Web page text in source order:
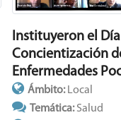
Instituyeron el
Concientización
Enfermedades
Ámbito: Local
Temática:Salud